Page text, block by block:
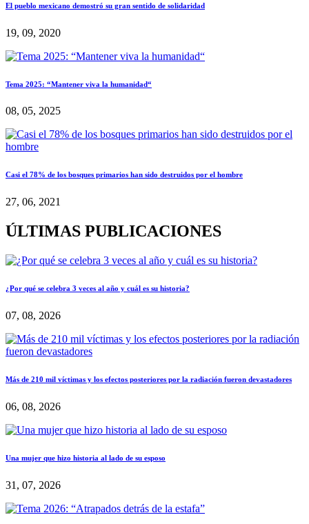
El pueblo mexicano demostró su gran sentido de solidaridad
19, 09, 2020
Tema 2025: “Mantener viva la humanidad“
08, 05, 2025
Casi el 78% de los bosques primarios han sido destruidos por el hombre
27, 06, 2021
ÚLTIMAS PUBLICACIONES
¿Por qué se celebra 3 veces al año y cuál es su historia?
07, 08, 2026
Más de 210 mil víctimas y los efectos posteriores por la radiación fueron devastadores
06, 08, 2026
Una mujer que hizo historia al lado de su esposo
31, 07, 2026